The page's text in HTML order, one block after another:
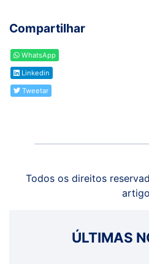
Compartilhar
WhatsApp
Linkedin
Tweetar
Todos os direitos
ÚLTIMAS